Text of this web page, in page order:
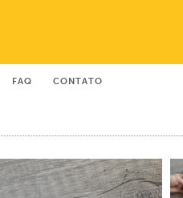
FAQ CONTATO